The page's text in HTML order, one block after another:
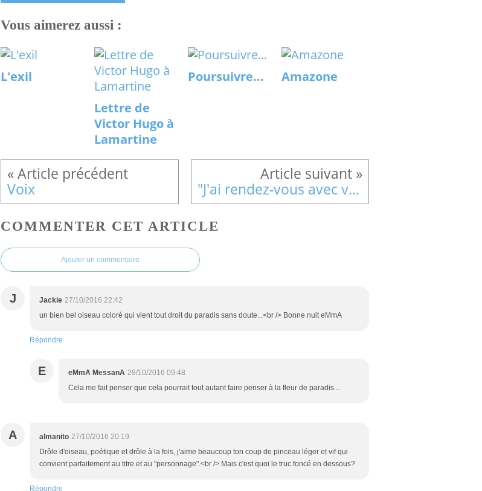
Vous aimerez aussi :
L'exil
Lettre de
Victor Hugo à
Lamartine
Poursuivre... Amazone
Voix "J'ai rendez-vous avec vous"
COMMENTER CET ARTICLE
Ajouter un commentaire
J Jackie 27/10/2016 22:42
un bien bel oiseau coloré qui vient tout droit du paradis sans doute...<br /> Bonne nuit eMmA
Répondre
E eMmA MessanA 28/10/2016 09:48
Cela me fait penser que cela pourrait tout autant faire penser à la fleur de paradis...
A almanito 27/10/2016 20:19
Drôle d'oiseau, poétique et drôle à la fois, j'aime beaucoup ton coup de pinceau léger et vif qui
convient parfaitement au titre et au "personnage".<br /> Mais c'est quoi le truc foncé en dessous?
Répondre